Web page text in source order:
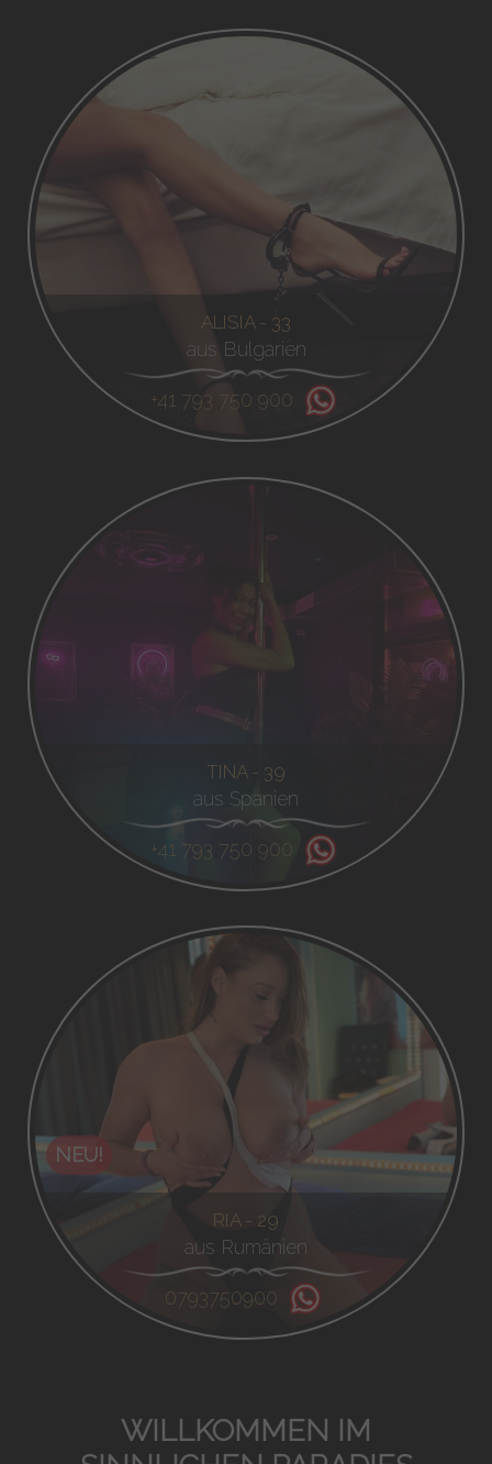
ALISIA - 33
aus Bulgarien
+41 793 750 900
TINA - 39
aus Spanien
+41 793 750 900
NEU!
RIA - 29
aus Rumänien
0793750900
WILLKOMMEN IM